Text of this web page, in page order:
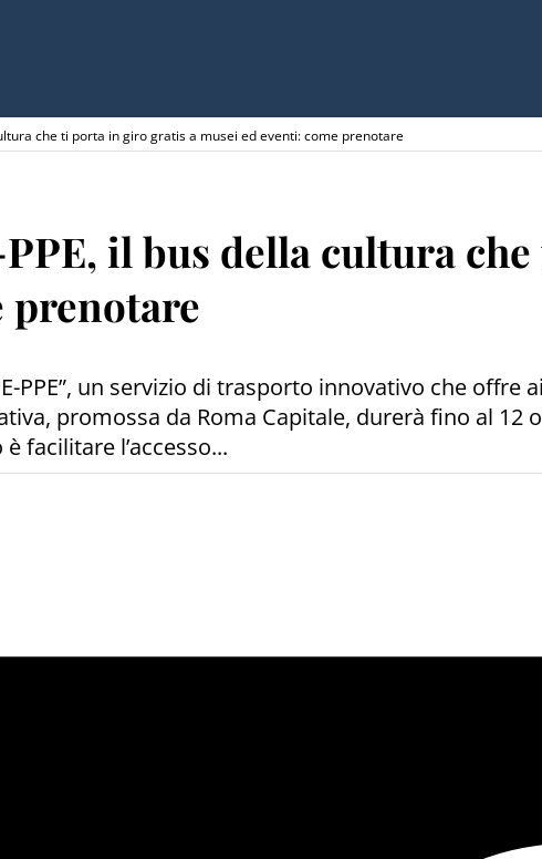
che ti porta in giro gratis a musei ed eventi: come prenotare
il bus della cultura
prenotare
PPE”, un servizio di trasporto innovativo che
promossa da Roma Capitale, durerà fino al
facilitare l’accesso...